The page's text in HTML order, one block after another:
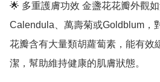
🌟 多重護膚功效 金盞花花瓣外觀
Calendula、萬壽菊或Goldblum，
花瓣含有大量類胡蘿蔔素，能有效
潔，幫助維持健康的肌膚狀態。